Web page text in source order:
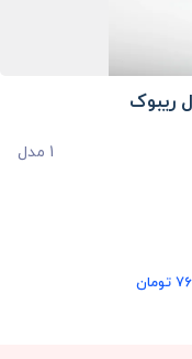
ریبوک
1 مدل